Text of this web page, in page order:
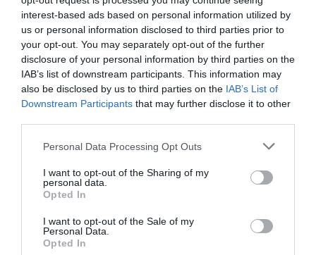
interest-based ads based on personal information utilized by
us or personal information disclosed to third parties prior to
your opt-out. You may separately opt-out of the further
disclosure of your personal information by third parties on the
IAB’s list of downstream participants. This information may
also be disclosed by us to third parties on the IAB’s List of
Downstream Participants that may further disclose it to other
Personal Data Processing Opt Outs
I want to opt-out of the Sharing of my
personal data.
Opted In
I want to opt-out of the Sale of my
Personal Data.
Opted In
λίγο και είδα ότι η καθημερινότητα δεν σου
επιτρέπει να το κάνεις. Πολλές φορές είμαστε
με την ομάδα στο αυτοκίνητο και σκεφτόμαστε,
ότι “αυτή τη στιγμή βρισκόμαστε πάνω στα
χέρια των Κονγκολέζων”, το λέμε. Δεν έχουμε
και θα σταματήσει να χρησιμοποιεί το
θέατρο είναι όνειρο, έτσι κι εμείς δεν παύουμε
να ονειρευόμαστε ότι μπορούμε να πείσουμε
κάποιον έστω και για λίγο να το δοκιμάσει.
Ακόμη κι αυτό να μην κάνει, ας σκεφτεί την